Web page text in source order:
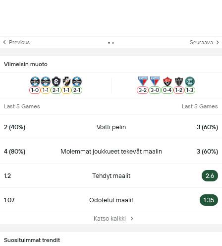
Previous Seuraava
Viimeisin muoto
1-0 1-1 2-1 1-1 2-1 3-2 3-0 0-4 1-2 1-3
Last 5 Games Last 5 Games
2 (40%) Voitti pelin 3 (60%)
4 (80%) Molemmat joukkueet tekevät maalin 3 (60%)
1.2 Tehdyt maalit 2.6
1.07 Odotetut maalit 1.35
Katso kaikki
Suosituimmat trendit